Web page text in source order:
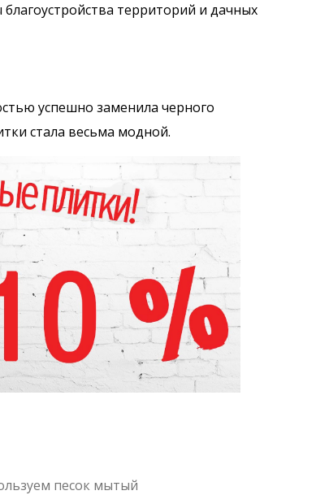
территорий и дачных
успешно заменила черного
стала весьма модной.
песок мытый